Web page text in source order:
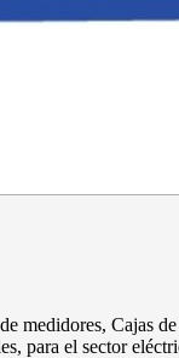
medidores, Cajas
para el sector